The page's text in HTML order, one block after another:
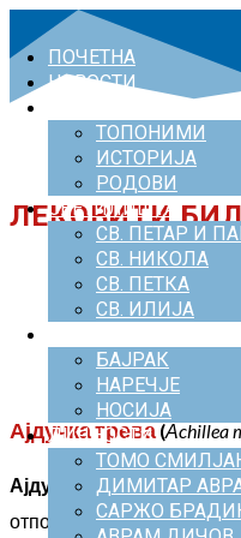
ПОЧЕТНА
НОВОСТИ
ТОПОНИМИ
ИСТОРИЈА
РОДОВИ
СВЕТИЛИШТА
СВ. ПЕТАР И
СВ. НИКОЛА
СВ. ПЕТКА
СВ. ИЛИЈА
БАЈРАК
НАРЕЧЈЕ
НОСИЈА
ЛИЧНОСТИ
ТОМО
ДИМИТАР
САРЖО
ЛЕКОВИТИ
Ајдучка трева (Аchillea
Ајдучката треваили
отпорна и приспособлива